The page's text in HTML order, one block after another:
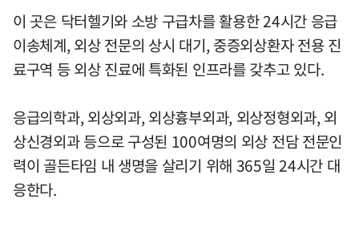
이 곳은 닥터헬기와 소방 구급차를 활용한 24시간 응급
이송체계, 외상 전문의 상시 대기, 중증외상환자 전용 진
료구역 등 외상 진료에 특화된 인프라를 갖추고 있다.
응급의학과, 외상외과, 외상흉부외과, 외상정형외과, 외
상신경외과 등으로 구성된 100여명의 외상 전담 전문인
력이 골든타임 내 생명을 살리기 위해 365일 24시간 대
응한다.